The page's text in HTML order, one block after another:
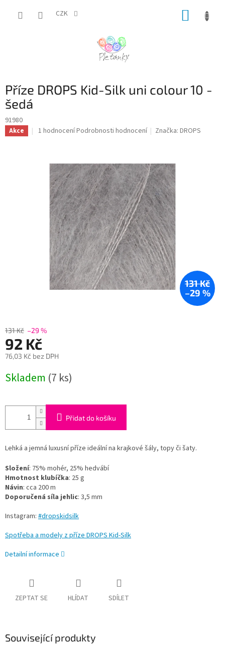
CZK
Příze DROPS Kid-Silk uni colour 10 -
šedá
91980
Akce
Průměrné
hvězdiček.
1 hodnoceníPodrobnosti hodnocení Značka:DROPS
131 Kč
–29 %
131 Kč –29 %
92 Kč
76,03 Kč bez DPH
cena:
Skladem (7 ks)
Přidat do košíku
Lehká a jemná luxusní příze ideální na krajkové šály, topy či šaty.
Složení: 75% mohér, 25% hedvábí
Hmotnost klubíčka: 25 g
Návin: cca 200 m
Doporučená síla jehlic: 3,5 mm
Instagram: #dropskidsilk
Spotřeba a modely z příze DROPS Kid-Silk
Detailní informace
ZEPTAT SE HLÍDAT SDÍLET
Související produkty